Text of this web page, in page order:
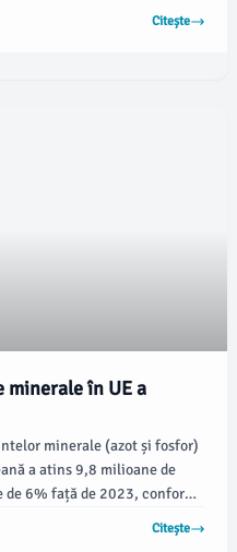
nou produs tradițional în
autohtone.
Citește
minerale în UE a
minerale (azot și fosfor)
a atins 9,8 milioane de
de 6% față de 2023, conform
de Statistică
menține cu 15,8% sub
Citește